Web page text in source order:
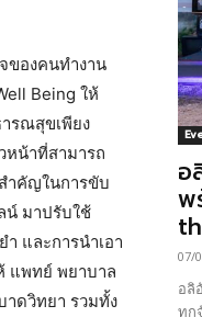
ของคนทำงาน
Being ให้
รณสุขเพียง
หน้าที่สามารถ
ำคัญในการขับ
น์ มาปรับใช้
และการนำเอา
แพทย์ พยาบาล
าดวิทยา รวมทั้ง
อ
พ
07/
อลิ
ทุก